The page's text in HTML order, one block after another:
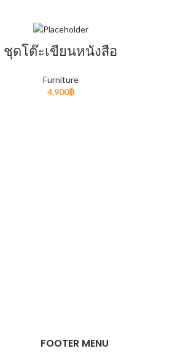
ชุดโต๊ะเขียนหนังสือ
Furniture
4,900฿
FOOTER MENU